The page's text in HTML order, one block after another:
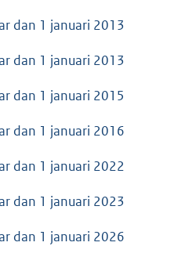
dan 1 januari 2013
dan 1 januari 2013
dan 1 januari 2015
dan 1 januari 2016
dan 1 januari 2022
dan 1 januari 2023
dan 1 januari 2026